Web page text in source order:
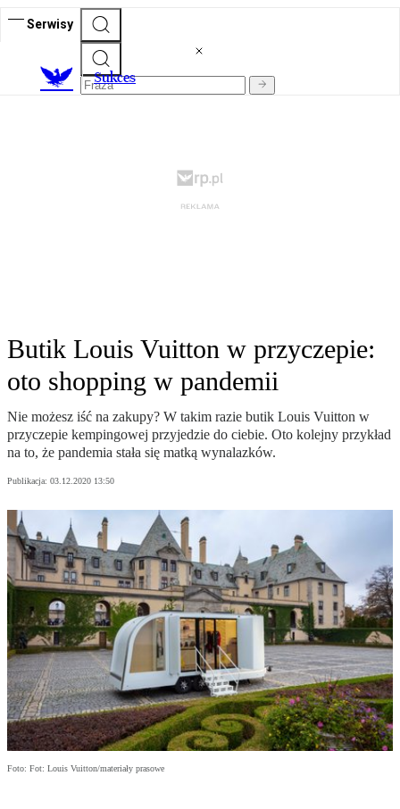
Serwisy
Sukces
Butik Louis Vuitton w przyczepie:
oto shopping w pandemii
Nie możesz iść na zakupy? W takim razie butik Louis Vuitton w
przyczepie kempingowej przyjedzie do ciebie. Oto kolejny przykład
na to, że pandemia stała się matką wynalazków.
Publikacja: 03.12.2020 13:50
Foto: Fot: Louis Vuitton/materiały prasowe